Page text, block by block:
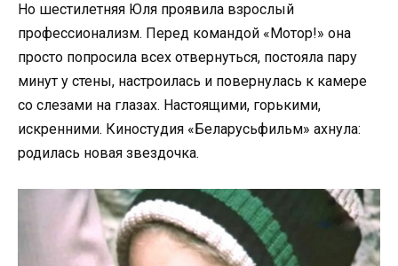
Но шестилетняя Юля проявила взрослый
профессионализм. Перед командой «Мотор!» она
просто попросила всех отвернуться, постояла пару
минут у стены, настроилась и повернулась к камере
со слезами на глазах. Настоящими, горькими,
искренними. Киностудия «Беларусьфильм» ахнула:
родилась новая звездочка.